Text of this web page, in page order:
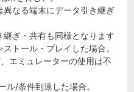
異なる端末にデータ引き継ぎ
ぎ・共有も同様となります
トール・プレイした場合。
エミュレーターの使用は不
ル/条件到達した場合。